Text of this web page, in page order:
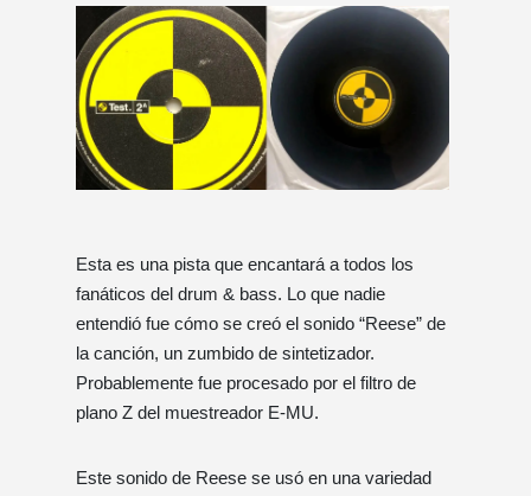
Esta es una pista que encantará a todos los
fanáticos del drum & bass. Lo que nadie
entendió fue cómo se creó el sonido “Reese” de
la canción, un zumbido de sintetizador.
Probablemente fue procesado por el filtro de
plano Z del muestreador E-MU.
Este sonido de Reese se usó en una variedad